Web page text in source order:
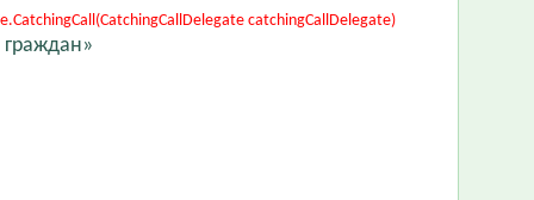
catchingCallDelegate)